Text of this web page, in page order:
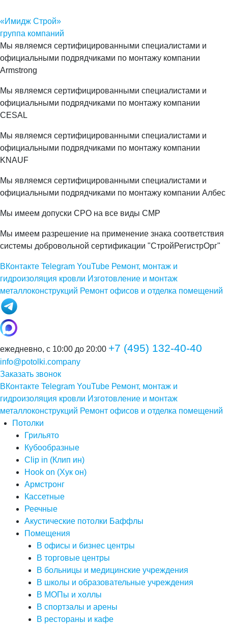
«Имидж Строй»
группа компаний
Мы являемся сертифицированными специалистами и
официальными подрядчиками по монтажу компании
Armstrong
Мы являемся сертифицированными специалистами и
официальными подрядчиками по монтажу компании
CESAL
Мы являемся сертифицированными специалистами и
официальными подрядчиками по монтажу компании
KNAUF
Мы являемся сертифицированными специалистами и
официальными подрядчиками по монтажу компании Албес
Мы имеем допуски СРО на все виды СМР
Мы имеем разрешение на применение знака соответствия
системы добровольной сертификации "СтройРегистрОрг"
ВКонтакте Telegram YouTube Ремонт, монтаж и
гидроизоляция кровли Изготовление и монтаж
металлоконструкций Ремонт офисов и отделка помещений
ежедневно, с 10:00 до 20:00 +7 (495) 132-40-40
info@potolki.company
Заказать звонок
ВКонтакте Telegram YouTube Ремонт, монтаж и
гидроизоляция кровли Изготовление и монтаж
металлоконструкций Ремонт офисов и отделка помещений
Потолки
Грильято
Кубообразные
Clip in (Клип ин)
Hook on (Хук он)
Армстронг
Кассетные
Реечные
Акустические потолки Баффлы
Помещения
В офисы и бизнес центры
В торговые центры
В больницы и медицинские учреждения
В школы и образовательные учреждения
В МОПы и холлы
В спортзалы и арены
В рестораны и кафе